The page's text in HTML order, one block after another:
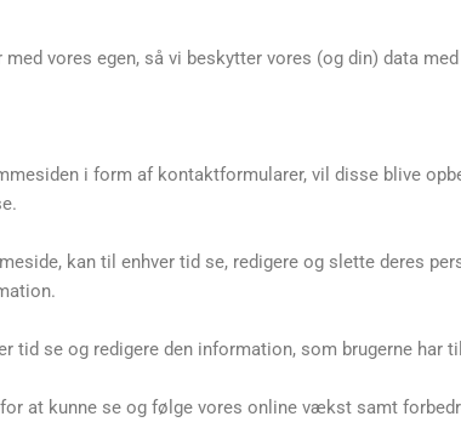
vores egen, så vi beskytter vores (og din) data
i form af kontaktformularer, vil disse blive
kan til enhver tid se, redigere og slette deres
tid se og redigere den information, som brugerne har
at kunne se og følge vores online vækst samt